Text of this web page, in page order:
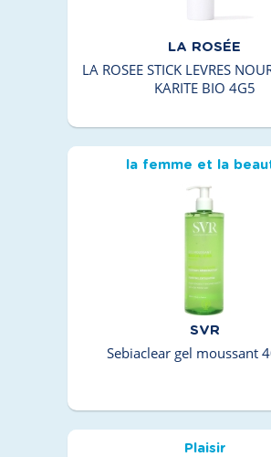
LA ROSÉE
LA ROSEE STICK LEVRES
KARITE BIO 4G5
la femme et la
SVR
Sebiaclear gel moussant
Plaisir